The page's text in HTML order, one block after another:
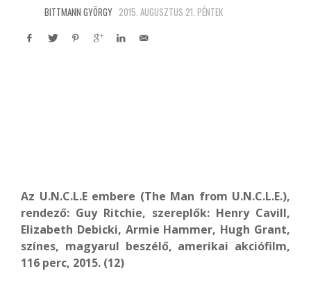
BITTMANN GYÖRGY 2015. AUGUSZTUS 21. PÉNTEK
Az U.N.C.L.E embere (The Man from U.N.C.L.E.),
rendező: Guy Ritchie, szereplők: Henry Cavill,
Elizabeth Debicki, Armie Hammer, Hugh Grant,
színes, magyarul beszélő, amerikai akciófilm,
116 perc, 2015. (12)